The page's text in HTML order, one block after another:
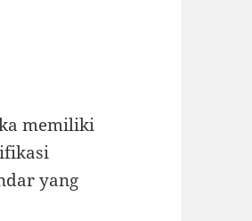
memiliki
yang